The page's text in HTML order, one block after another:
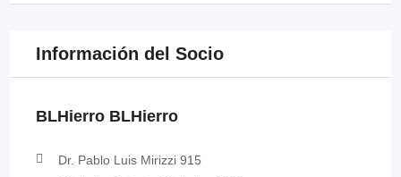
Información del Socio
BLHierro BLHierro
Dr. Pablo Luis Mirizzi 915